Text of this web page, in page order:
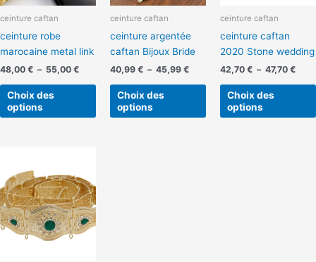
ceinture caftan
ceinture robe
marocaine metal link
48,00 € – 55,00 €
Choix des
options
peuvent
être
choisies
page
produit
ceinture caftan
ceinture argentée
caftan Bijoux Bride
40,99 € – 45,99 €
Choix des
options
peuvent
être
choisies
page
produit
ceinture caftan
ceinture caftan
2020 Stone wedding
42,70 € – 47,70 €
Choix des
options
a
plusieurs
variations.